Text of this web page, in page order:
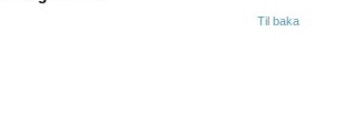
Til baka